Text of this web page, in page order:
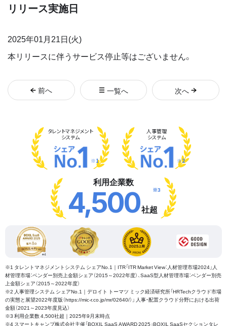
リリース実施日
2025年01月21日(火)
本リリースに伴うサービス停止等はございません。
前へ 一覧へ 次へ
タレントマネジメント
システム
※1
人事管理
システム
※2
利用企業数
4,500社超
※3
※1 タレントマネジメントシステム シェアNo.1｜ITR「ITR Market View：人材管理市場2024」人
材管理市場：ベンダー別売上金額シェア（2015～2022年度）、SaaS型人材管理市場：ベンダー別売
上金額シェア（2015～2022年度）
※2 人事管理システム シェアNo.1｜デロイト トーマツ ミック経済研究所「HRTechクラウド市場
の実態と展望2022年度版（https://mic-r.co.jp/mr/02640/）」 人事・配置クラウド分野における出荷
金額（2021～2023年度見込）
※3 利用企業数 4,500社超｜2025年9月末時点
※4 スマートキャンプ株式会社主催「BOXIL SaaS AWARD 2025」BOXIL SaaSセクションタレ